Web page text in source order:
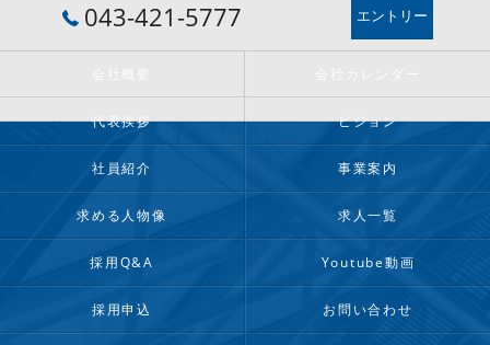
043-421-5777 エントリー
代表挨拶 ビジョン
社員紹介 事業案内
求める人物像 求人一覧
採用Q&A Youtube動画
採用申込 お問い合わせ